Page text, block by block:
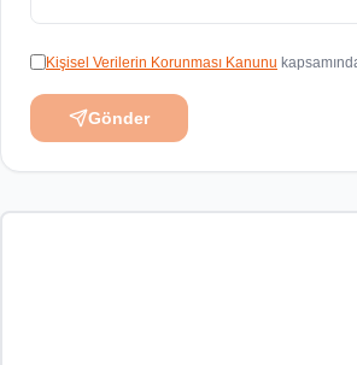
Kişisel Verilerin Korunması Kanunu
Gönder